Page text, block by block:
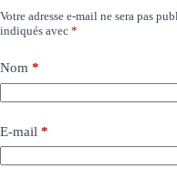
Votre adresse e-mail ne sera pas
indiqués avec *
Nom *
E-mail *